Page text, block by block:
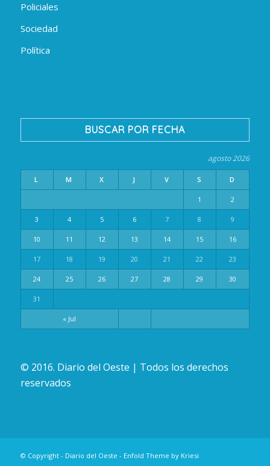
Policiales
Sociedad
Política
BUSCAR POR FECHA
agosto 2026
L M X J V S D
« Jul
1 2
3 4 5 6 7 8 9
10 11 12 13 14 15 16
17 18 19 20 21 22 23
24 25 26 27 28 29 30
31
© 2016. Diario del Oeste | Todos los derechos
reservados
© Copyright - Diario del Oeste - Enfold Theme by Kriesi